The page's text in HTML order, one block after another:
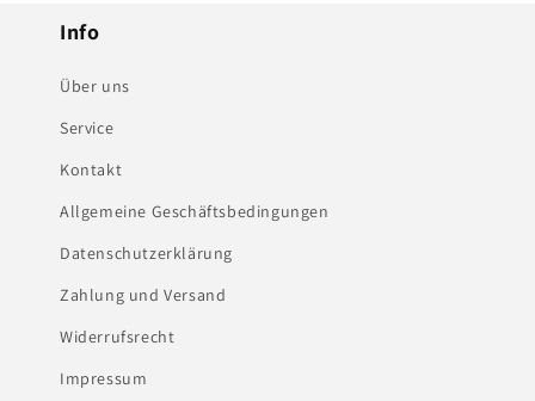
Info
Über uns
Service
Kontakt
Allgemeine Geschäftsbedingungen
Datenschutzerklärung
Zahlung und Versand
Widerrufsrecht
Impressum